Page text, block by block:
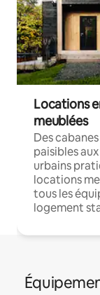
Locations
meublées
Des
paisibles
urbains
locations
tous les
logement